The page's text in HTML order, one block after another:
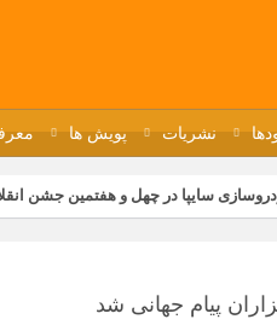
نشریات پویش ها
سایپا در چهل و هفتمین جشن
برای دانش‌آموزان فنی‌وحرفه‌ای؛ بازدید
آزادسازی خرمشهر در نمازخانه فاطمیه
پیام جهانی شد